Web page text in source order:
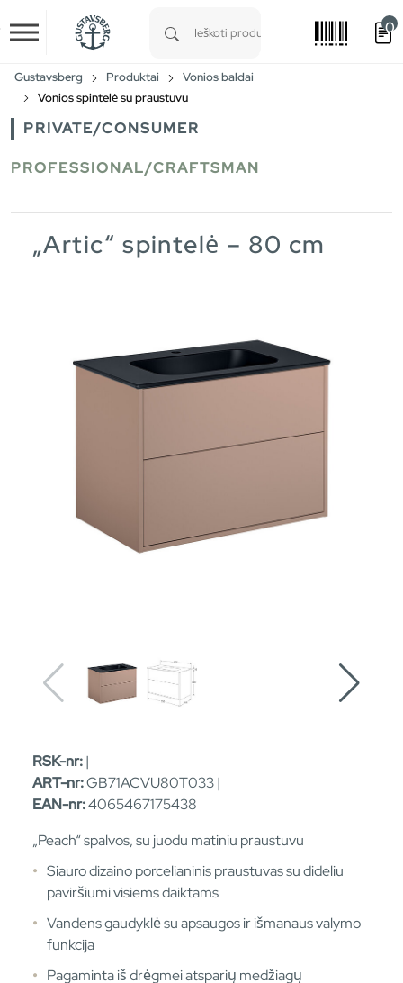
Skip to main content
0
Gustavsberg Produktai
Vonios baldai
Vonios spintelė su praustuvu
PRIVATE/CONSUMER
PROFESSIONAL/CRAFTSMAN
„Artic“ spintelė – 80 cm
RSK-nr:|
ART-nr:GB71ACVU80T033 |
EAN-nr:4065467175438
„Peach“ spalvos, su juodu matiniu praustuvu
Siauro dizaino porcelianinis praustuvas su dideliu
paviršiumi visiems daiktams
Vandens gaudyklė su apsaugos ir išmanaus valymo
funkcija
Pagaminta iš drėgmei atsparių medžiagų